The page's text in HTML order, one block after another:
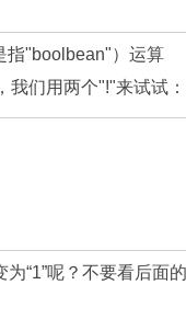
指"boolbean"）运算
们用两个"!"来试试：
“1”呢？不要看后面的